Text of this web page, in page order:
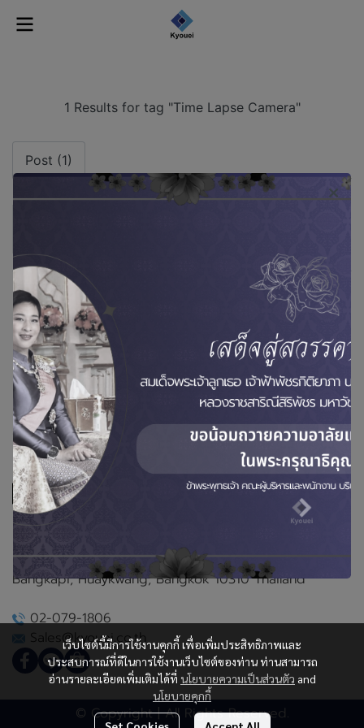
1 Results for tag "Time Lapse Camera"
Post (1)
เว็บไซต์นี้มีการใช้งานคุกกี้ เพื่อเพิ่มประสิทธิภาพและ
ประสบการณ์ที่ดีในการใช้งานเว็บไซต์ของท่าน ท่านสามารถ
อ่านรายละเอียดเพิ่มเติมได้ที่ นโยบายความเป็นส่วนตัว and
นโยบายคุกกี้
Kyouei Co., Ltd.
No. 314, 4th Floor, Soi Soonvijai 4 (Rama IX Soi 17),
Bangkapi, Huaykwang, Bangkok 10310 Thailand
02-079-1806
Sales@kyouei.co.th
© Copyright | All Rights Reserved.